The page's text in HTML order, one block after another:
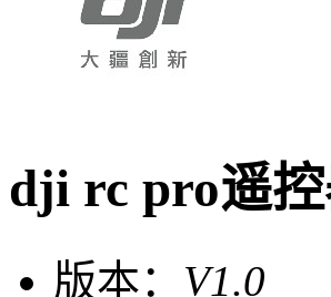
dji rc pro遥
版本： V1.0